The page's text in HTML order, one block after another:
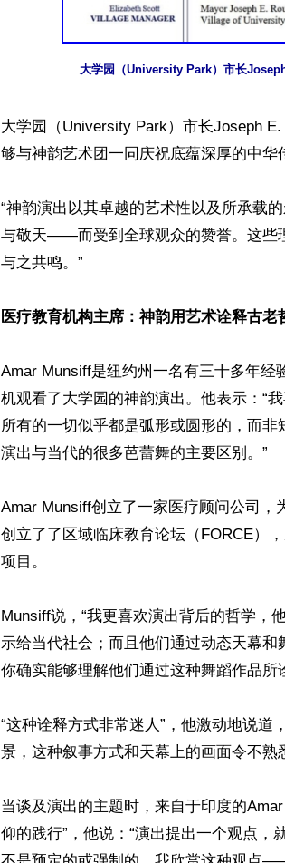
大学园（University Park）市长
大学园（University Park）市长Joseph
够与神韵艺术团一同庆祝底蕴深厚的中华
“神韵演出以其卓越的艺术性以及所承载
与敬天——而受到全球观众的赞誉。这些
与之共鸣。”
医疗教育机构主席：神韵用艺术诠释古老
Amar Munsiff是纽约州一名有三十多年
机观看了大学园的神韵演出。他表示：“
所有的一切似乎都是弧形或圆形的，而
演出与当代的很多芭蕾舞的主要区别。”
Amar Munsiff创立了一家医疗顾问公司
创立了了区域临床教育论坛（FORCE）
项目。
Munsiff说，“我更喜欢演出背后的哲学，
示给当代社会；而且他们通过动态天幕和
你确实能够理解他们通过这种舞蹈作品所
“这种诠释方式非常迷人”，他激动地说道
景，这种叙事方式和天幕上的画面令不熟
当谈及演出的主题时，来自于印度的
仰的践行”，他说：“演出提出一个观点